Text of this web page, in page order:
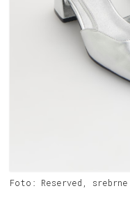
Foto: Reserved,